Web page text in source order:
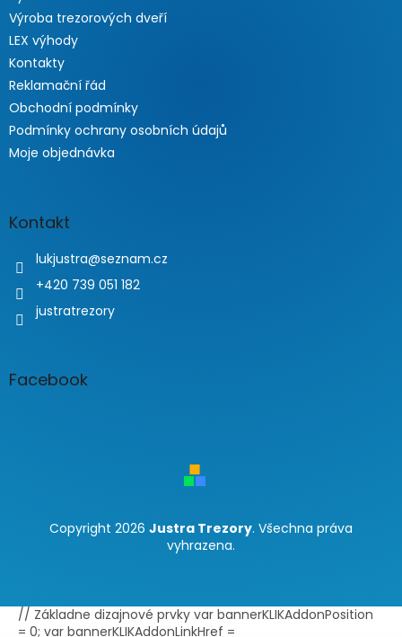
Výroba trezorových dveří
LEX výhody
Kontakty
Reklamační řád
Obchodní podmínky
Podmínky ochrany osobních údajů
Moje objednávka
Kontakt
lukjustra@seznam.cz
+420 739 051 182
justratrezory
Facebook
Copyright 2026 Justra Trezory. Všechna práva
vyhrazena.
// Základne dizajnové prvky var bannerKLIKAddonPosition
= 0; var bannerKLIKAddonLinkHref =